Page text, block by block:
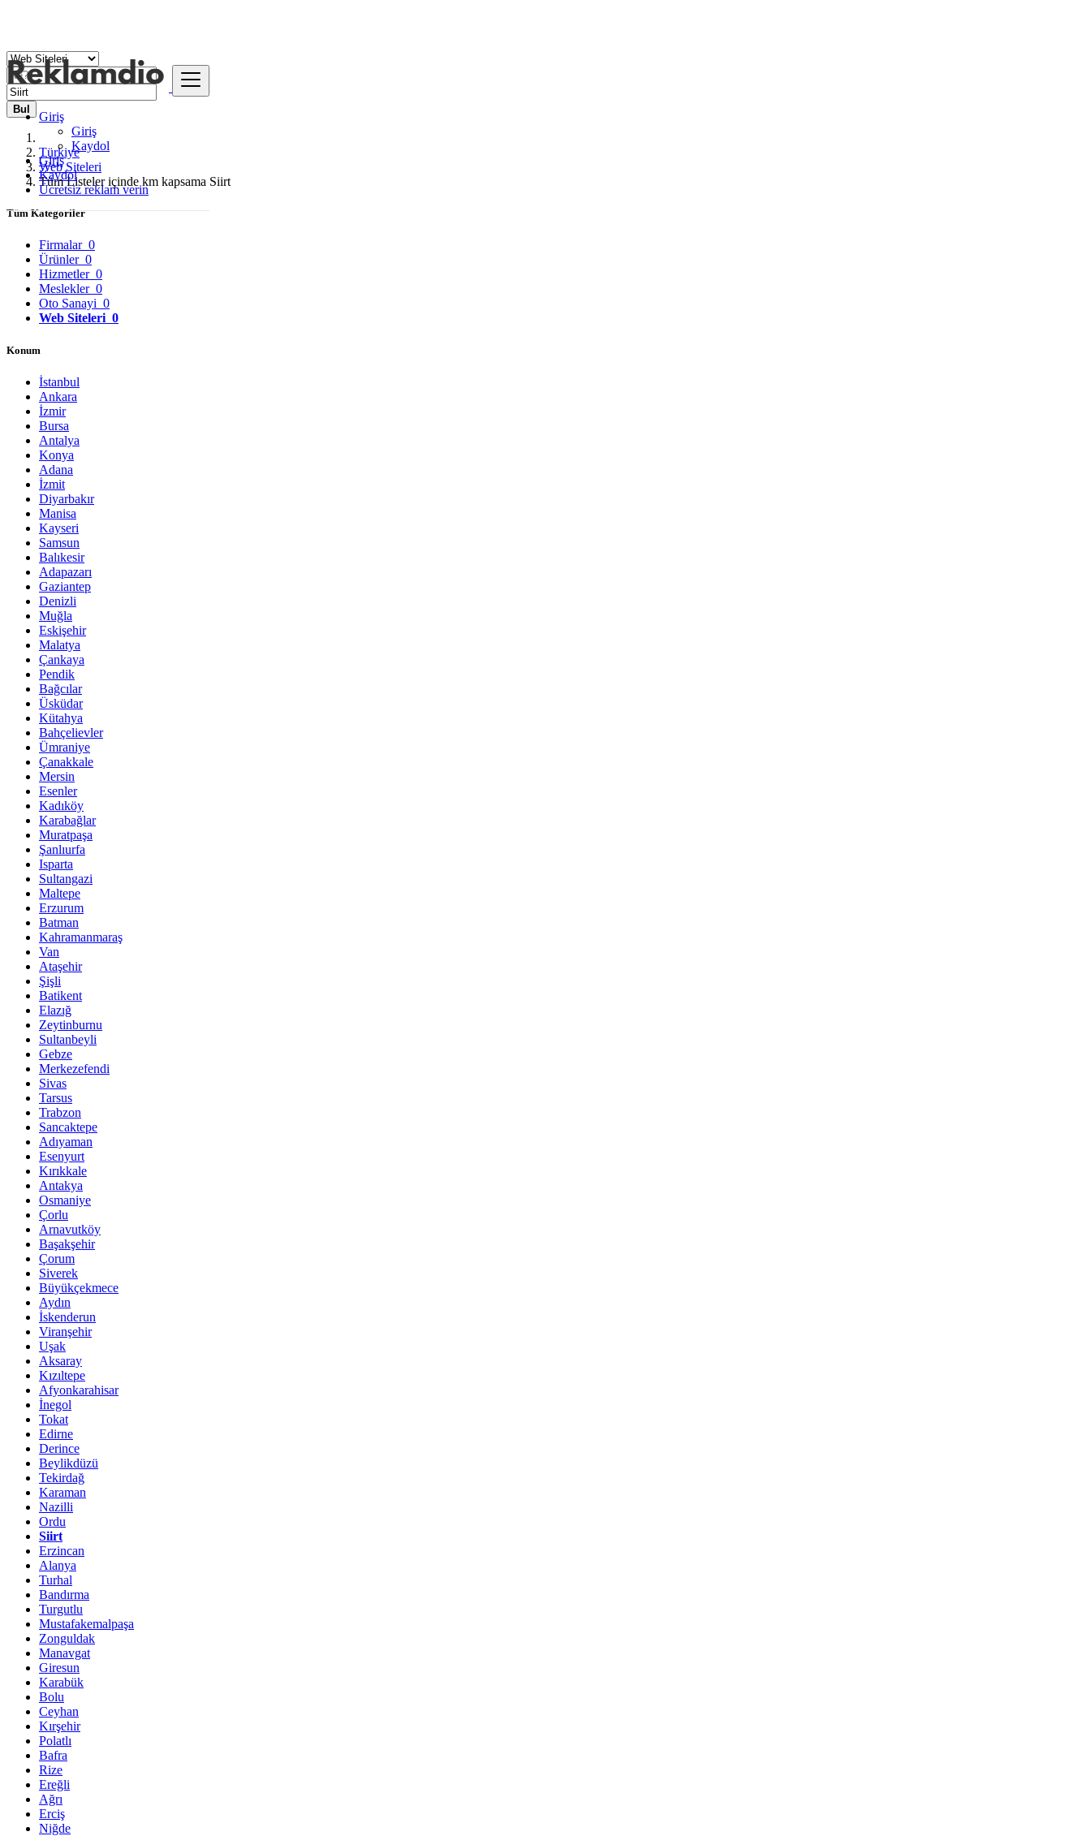
Giriş
Giriş
Kaydol
Giriş
Kaydol
Ücretsiz reklam verin
Bul
Türkiye
Web Siteleri
Tüm Listeler içinde km kapsama Siirt
Tüm Kategoriler
Firmalar 0
Ürünler 0
Hizmetler 0
Meslekler 0
Oto Sanayi 0
Web Siteleri 0
Konum
İstanbul
Ankara
İzmir
Bursa
Antalya
Konya
Adana
İzmit
Diyarbakır
Manisa
Kayseri
Samsun
Balıkesir
Adapazarı
Gaziantep
Denizli
Muğla
Eskişehir
Malatya
Çankaya
Pendik
Bağcılar
Üsküdar
Kütahya
Bahçelievler
Ümraniye
Çanakkale
Mersin
Esenler
Kadıköy
Karabağlar
Muratpaşa
Şanlıurfa
Isparta
Sultangazi
Maltepe
Erzurum
Batman
Kahramanmaraş
Van
Ataşehir
Şişli
Batikent
Elazığ
Zeytinburnu
Sultanbeyli
Gebze
Merkezefendi
Sivas
Tarsus
Trabzon
Sancaktepe
Adıyaman
Esenyurt
Kırıkkale
Antakya
Osmaniye
Çorlu
Arnavutköy
Başakşehir
Çorum
Siverek
Büyükçekmece
Aydın
İskenderun
Viranşehir
Uşak
Aksaray
Kızıltepe
Afyonkarahisar
İnegol
Tokat
Edirne
Derince
Beylikdüzü
Tekirdağ
Karaman
Nazilli
Ordu
Siirt
Erzincan
Alanya
Turhal
Bandırma
Turgutlu
Mustafakemalpaşa
Zonguldak
Manavgat
Giresun
Karabük
Bolu
Ceyhan
Kırşehir
Polatlı
Bafra
Rize
Ereğli
Ağrı
Erciş
Niğde